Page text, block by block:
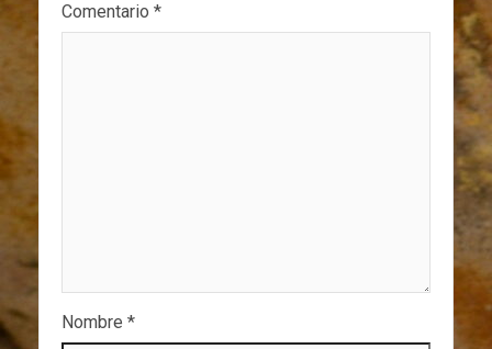
Comentario *
Nombre *